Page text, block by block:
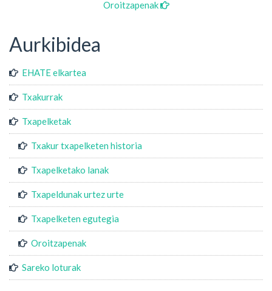
Oroitzapenak
Aurkibidea
EHATE elkartea
Txakurrak
Txapelketak
Txakur txapelketen historia
Txapelketako lanak
Txapeldunak urtez urte
Txapelketen egutegia
Oroitzapenak
Sareko loturak